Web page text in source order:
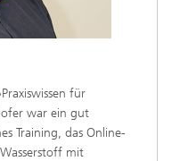
für
war ein gut
Training, das Online-
mit